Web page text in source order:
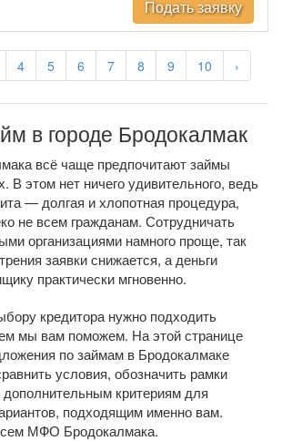
4 5 6 7 8 9 10 ›
Подать заявку
в городе Бродокалмак
всё чаще предпочитают займы
В этом нет ничего удивительного, ведь
— долгая и хлопотная процедура,
не всем гражданам. Сотрудничать
организациями намного проще, так
заявки снижается, а деньги
практически мгновенно.
кредитора нужно подходить
мы вам поможем. На этой странице
по займам в Бродокалмаке
условия, обозначить рамки
критериям для
подходящим именно вам.
МФО Бродокалмака.